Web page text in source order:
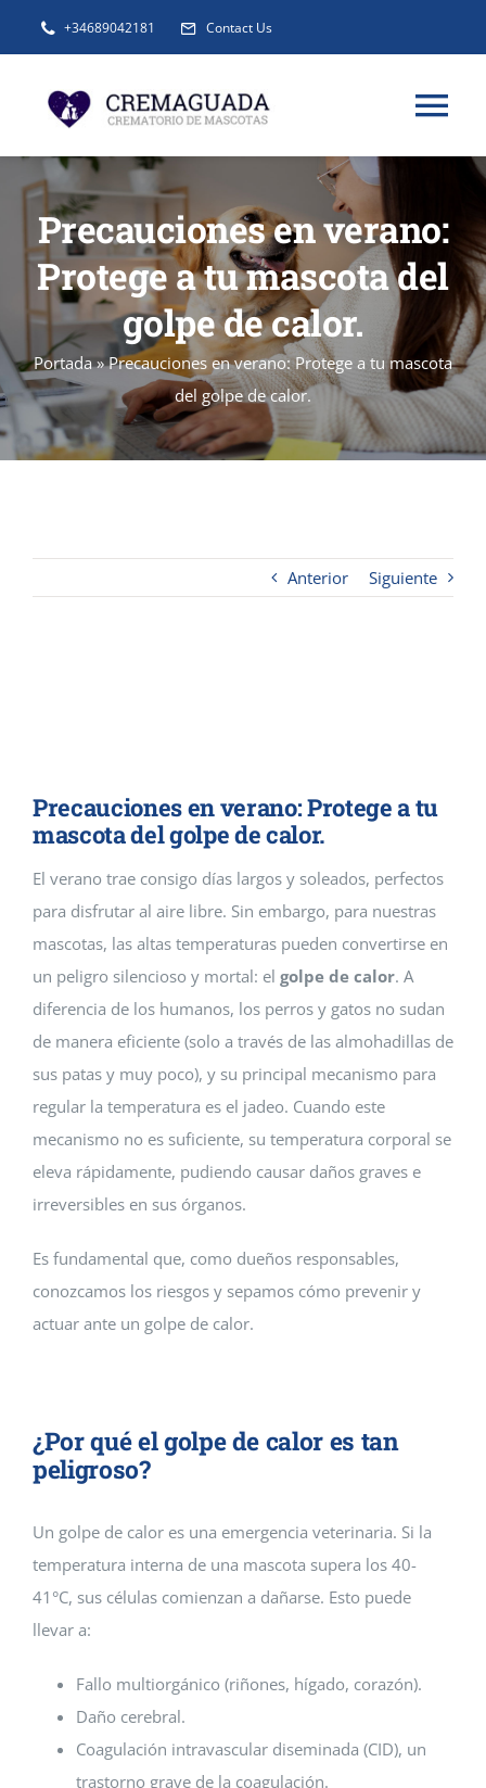
+34689042181 Contact Us
INFORMACIÓN
SERVICIOS
URNAS Y RECUERDOS
BLOG
Precauciones en verano:
Protege a tu mascota del
golpe de calor.
Portada»Precauciones en verano: Protege a tu mascota
del golpe de calor.
Anterior Siguiente
Precauciones en verano: Protege a tu
mascota del golpe de calor.
El verano trae consigo días largos y soleados, perfectos
para disfrutar al aire libre. Sin embargo, para nuestras
mascotas, las altas temperaturas pueden convertirse en
un peligro silencioso y mortal: el golpe de calor. A
diferencia de los humanos, los perros y gatos no sudan
de manera eficiente (solo a través de las almohadillas de
sus patas y muy poco), y su principal mecanismo para
regular la temperatura es el jadeo. Cuando este
mecanismo no es suficiente, su temperatura corporal se
eleva rápidamente, pudiendo causar daños graves e
irreversibles en sus órganos.
Es fundamental que, como dueños responsables,
conozcamos los riesgos y sepamos cómo prevenir y
actuar ante un golpe de calor.
¿Por qué el golpe de calor es tan
peligroso?
Un golpe de calor es una emergencia veterinaria. Si la
temperatura interna de una mascota supera los 40-
41°C, sus células comienzan a dañarse. Esto puede
llevar a:
Fallo multiorgánico (riñones, hígado, corazón).
Daño cerebral.
Coagulación intravascular diseminada (CID), un
trastorno grave de la coagulación.